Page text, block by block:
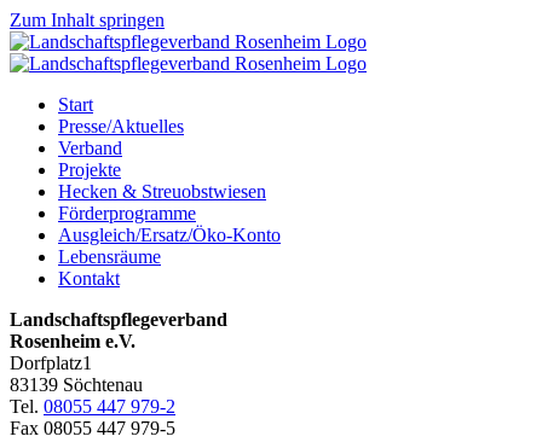
Zum Inhalt springen
Start
Presse/Aktuelles
Verband
Projekte
Hecken & Streuobstwiesen
Förderprogramme
Ausgleich/Ersatz/Öko-Konto
Lebensräume
Kontakt
Landschaftspflegeverband
Rosenheim e.V.
Dorfplatz1
83139 Söchtenau
Tel. 08055 447 979-2
Fax 08055 447 979-5